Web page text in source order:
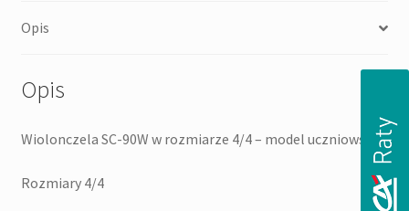
Opis
Opis
Wiolonczela SC-90W w rozmiarze 4/4 – model uczniowski.
Rozmiary 4/4